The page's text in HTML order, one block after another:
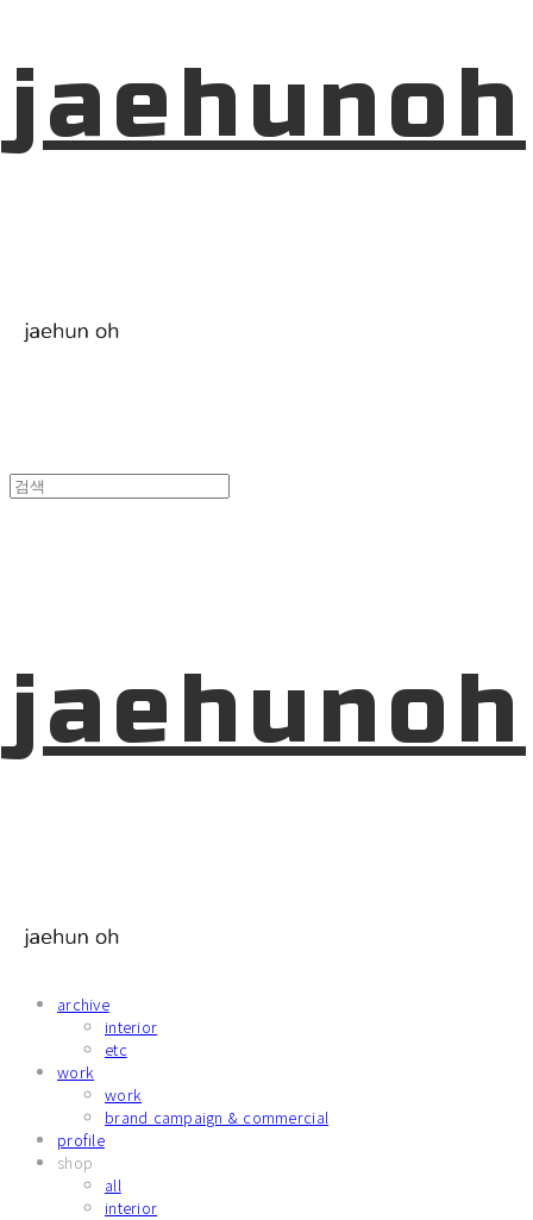
jaehunoh
jaehunoh
archive
interior
etc
work
work
brand campaign & commercial
profile
shop
all
interior